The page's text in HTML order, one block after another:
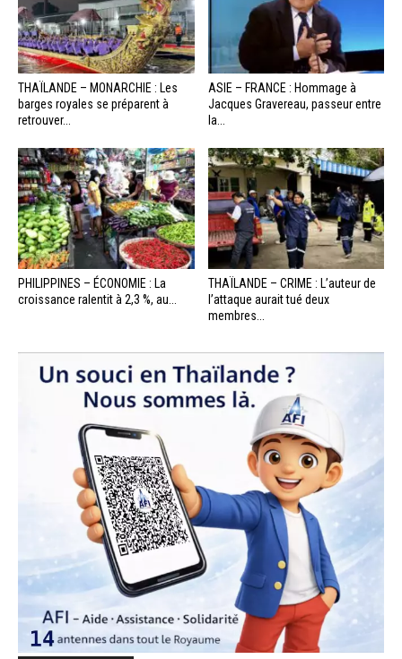
THAÏLANDE – MONARCHIE : Les
barges royales se préparent à
retrouver...
ASIE – FRANCE : Hommage à
Jacques Gravereau, passeur entre
la...
PHILIPPINES – ÉCONOMIE : La
croissance ralentit à 2,3 %, au...
THAÏLANDE – CRIME : L’auteur de
l’attaque aurait tué deux
membres...